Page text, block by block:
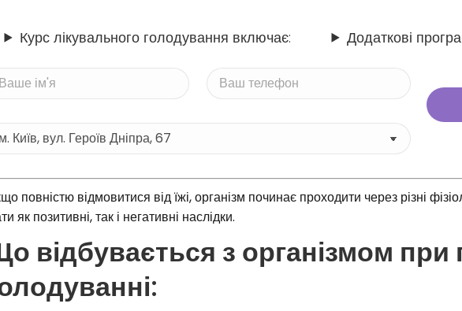
Курс лікувального голодування включає: Додаткові
повністю відмовитися від їжі, організм починає проходити через різні
як позитивні, так і негативні наслідки.
відбувається з організмом
: